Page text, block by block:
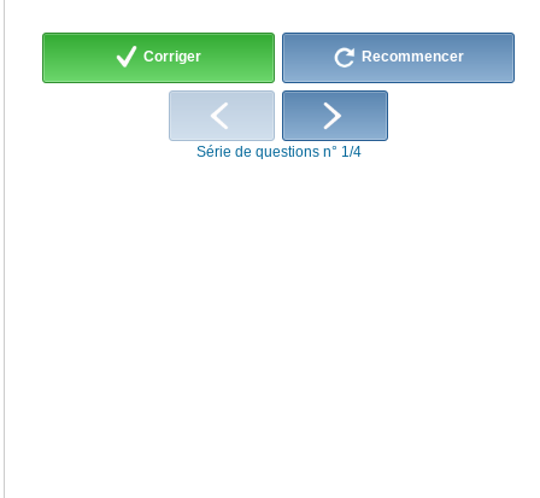
Corriger Recommencer
Série de questions n° 1/4